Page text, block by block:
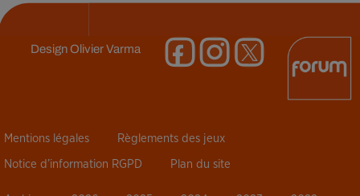
DesignOlivier Varma
Mentions légales Règlements des jeux
Notice d’information RGPD Plan du site